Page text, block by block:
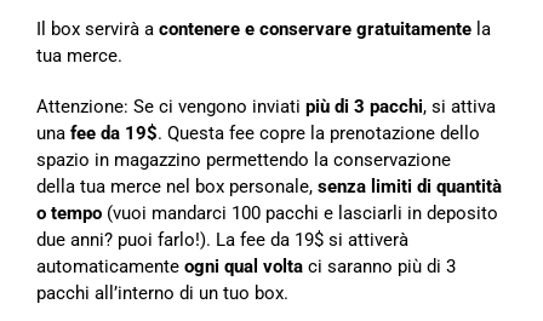
Il box servirà a contenere e conservare gratuitamente la
tua merce.
Attenzione: Se ci vengono inviati più di 3 pacchi, si attiva
una fee da 19$. Questa fee copre la prenotazione dello
spazio in magazzino permettendo la conservazione
della tua merce nel box personale, senza limiti di quantità
o tempo (vuoi mandarci 100 pacchi e lasciarli in deposito
due anni? puoi farlo!). La fee da 19$ si attiverà
automaticamente ogni qual volta ci saranno più di 3
pacchi all’interno di un tuo box.